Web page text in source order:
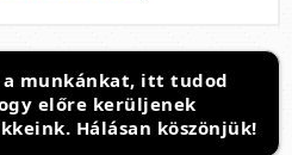
a munkánkat, itt tudod
előre kerüljenek
Hálásan köszönjük!